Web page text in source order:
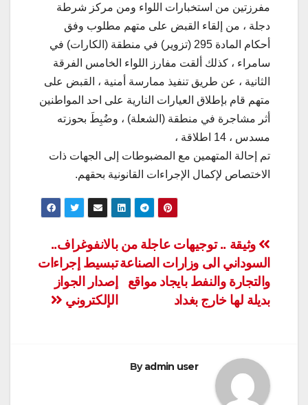
مفرزتين من استخبارات اللواء ومن مركز شرطة
دجلة ، من إلقاء القبض على متهم مطلوب وفق
أحكام المادة 295 (تزوير) في منطقة (الكارات) في
سامراء ، كذلك ألقت مفارز اللواء الخامس الفرقة
الثانية ، عن طريق تنفيذ ممارسة أمنية ، القبض على
متهم قام بإطلاق العيارات النارية على احد المواطنين
أثر مشاجرة في منطقة (الشعلة) ، وضُبِطَ بحوزته
مسدس ، 14 اطلاقة ،
تم إحالة المتهمين مع المضبوطات إلى الجهات ذات
الاختصاص لإكمال الإجراءات القانونية بحقهم.
تصفّح
المقالات
بالانفوغراف..
تبسيط إجراءات
إصدار الجواز
الإلكتروني
وثيقة .. توجيهات عاجلة من
السوداني الى وزارات الصناعة
والتجارة والنفط بايجاد مواقع
بديلة لها خارج بغداد
Byadmin user